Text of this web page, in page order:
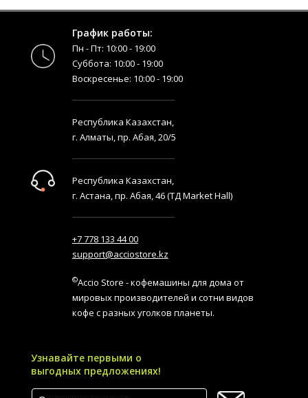
График работы:
Пн - Пт: 10:00 - 19:00
Суббота: 10:00 - 19:00
Воскресенье: 10:00 - 19:00
Республика Казахстан,
г. Алматы, пр. Абая, 20/5
Республика Казахстан,
г. Астана, пр. Абая, 46 (ТД Market Hall)
+7 778 133 44 00
support@acciostore.kz
©Accio Store - кофемашины для дома от
мировых производителей и сотни видов
кофе с разных уголков планеты.
Узнавайте первыми о
выгодных предложениях!